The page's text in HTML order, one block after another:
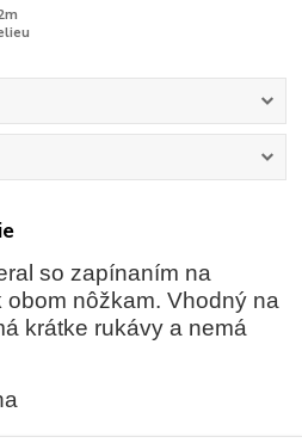
so zapínaním na
nôžkam. Vhodný na
krátke rukávy a nemá